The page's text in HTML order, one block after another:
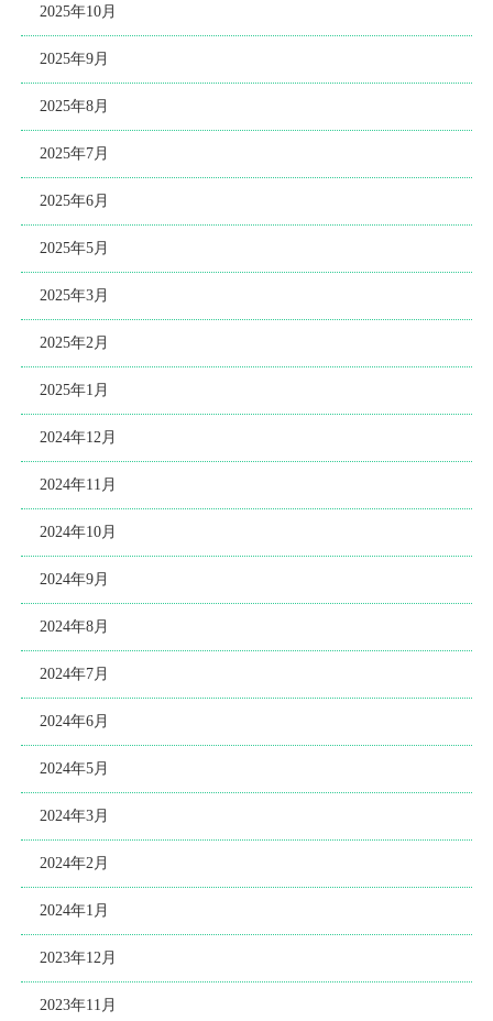
2025年10月
2025年9月
2025年8月
2025年7月
2025年6月
2025年5月
2025年3月
2025年2月
2025年1月
2024年12月
2024年11月
2024年10月
2024年9月
2024年8月
2024年7月
2024年6月
2024年5月
2024年3月
2024年2月
2024年1月
2023年12月
2023年11月